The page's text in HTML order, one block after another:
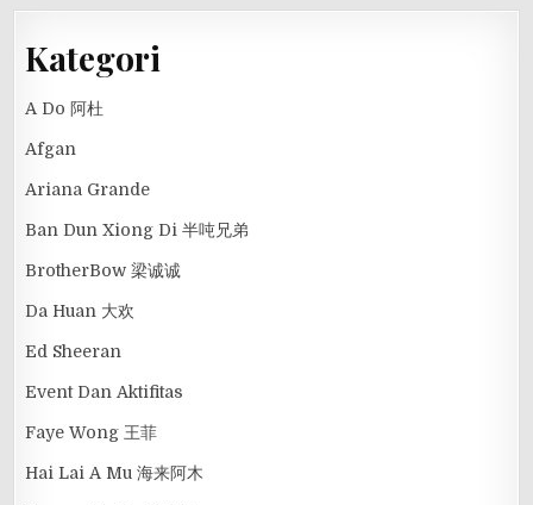
Kategori
A Do 阿杜
Afgan
Ariana Grande
Ban Dun Xiong Di 半吨兄弟
BrotherBow 梁诚诚
Da Huan 大欢
Ed Sheeran
Event Dan Aktifitas
Faye Wong 王菲
Hai Lai A Mu 海来阿木